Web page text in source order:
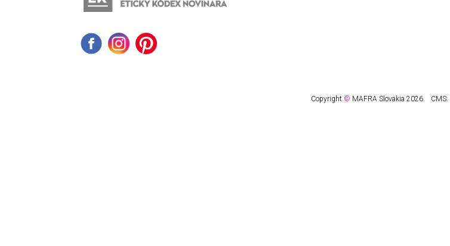
Copyright © MAFRA Slovakia 2026. CMS: